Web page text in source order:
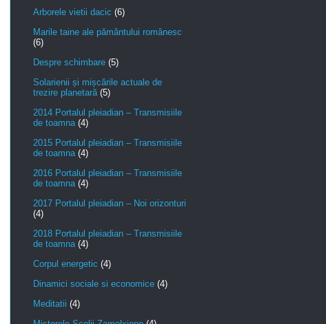
Arborele vietii dacic (6)
Marile taine ale pământului românesc
(6)
Despre schimbare (5)
Solarienii și mișcările actuale de
trezire planetară (5)
2014 Portalul pleiadian – Transmisiile
de toamna (4)
2015 Portalul pleiadian – Transmisiile
de toamna (4)
2016 Portalul pleiadian – Transmisiile
de toamna (4)
2017 Portalul pleiadian – Noi orizonturi
(4)
2018 Portalul pleiadian – Transmisiile
de toamna (4)
Corpul energetic (4)
Dinamici sociale si economice (4)
Meditatii (4)